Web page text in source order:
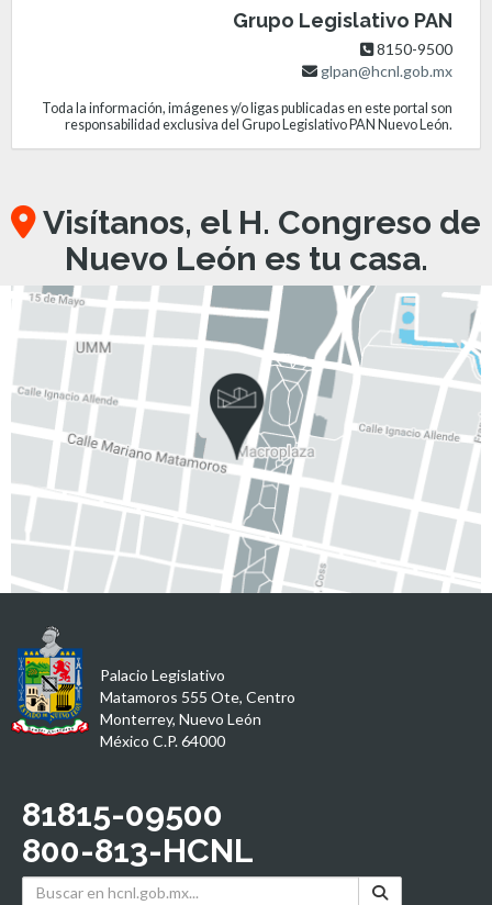
Grupo Legislativo PAN
8150-9500
glpan@hcnl.gob.mx
Toda la información, imágenes y/o ligas publicadas en este portal son
responsabilidad exclusiva del Grupo Legislativo PAN Nuevo León.
Visítanos, el H. Congreso de
Nuevo León es tu casa.
Palacio Legislativo
Matamoros 555 Ote, Centro
Monterrey, Nuevo León
México C.P. 64000
81815-09500
800-813-HCNL